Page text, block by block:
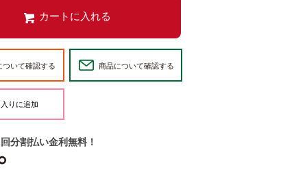
ついて確認する 商品について確認する
分割払い金利無料！